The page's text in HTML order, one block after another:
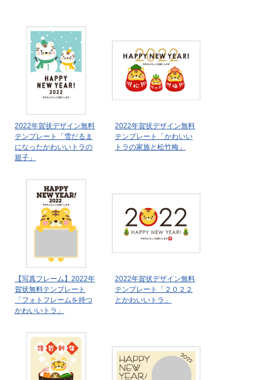
2022年賀状デザイン無料
テンプレート「雪だるま
になったかわいいトラの
親子」
2022年賀状デザイン無料
テンプレート「かわいい
トラの家族と松竹梅」
【写真フレーム】2022年
賀状無料テンプレート
「フォトフレームを持つ
かわいいトラ」
2022年賀状デザイン無料
テンプレート「２０２２
とかわいいトラ」